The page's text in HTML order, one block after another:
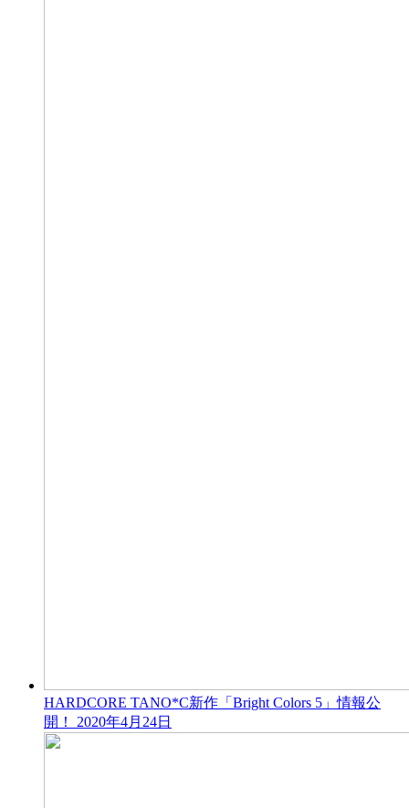
HARDCORE TANO*C新作「Bright Colors 5」情報公
開！ 2020年4月24日